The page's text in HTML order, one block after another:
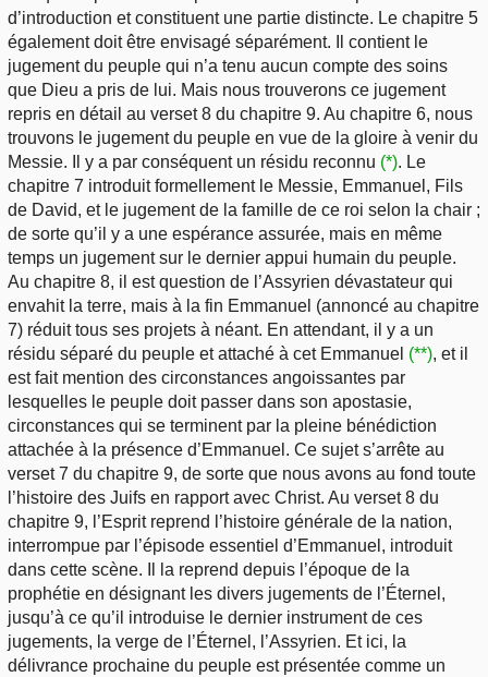
d’introduction et constituent une partie distincte. Le chapitre 5
également doit être envisagé séparément. Il contient le
jugement du peuple qui n’a tenu aucun compte des soins
que Dieu a pris de lui. Mais nous trouverons ce jugement
repris en détail au verset 8 du chapitre 9. Au chapitre 6, nous
trouvons le jugement du peuple en vue de la gloire à venir du
Messie. Il y a par conséquent un résidu reconnu (*). Le
chapitre 7 introduit formellement le Messie, Emmanuel, Fils
de David, et le jugement de la famille de ce roi selon la chair ;
de sorte qu’il y a une espérance assurée, mais en même
temps un jugement sur le dernier appui humain du peuple.
Au chapitre 8, il est question de l’Assyrien dévastateur qui
envahit la terre, mais à la fin Emmanuel (annoncé au chapitre
7) réduit tous ses projets à néant. En attendant, il y a un
résidu séparé du peuple et attaché à cet Emmanuel (**), et il
est fait mention des circonstances angoissantes par
lesquelles le peuple doit passer dans son apostasie,
circonstances qui se terminent par la pleine bénédiction
attachée à la présence d’Emmanuel. Ce sujet s’arrête au
verset 7 du chapitre 9, de sorte que nous avons au fond toute
l’histoire des Juifs en rapport avec Christ. Au verset 8 du
chapitre 9, l’Esprit reprend l’histoire générale de la nation,
interrompue par l’épisode essentiel d’Emmanuel, introduit
dans cette scène. Il la reprend depuis l’époque de la
prophétie en désignant les divers jugements de l’Éternel,
jusqu’à ce qu’il introduise le dernier instrument de ces
jugements, la verge de l’Éternel, l’Assyrien. Et ici, la
délivrance prochaine du peuple est présentée comme un